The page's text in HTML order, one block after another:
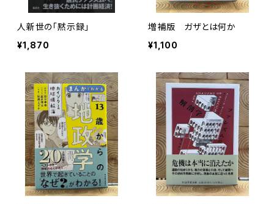
人新世の「黙示録」
¥1,870
増補版 ガザとは何か
¥1,100